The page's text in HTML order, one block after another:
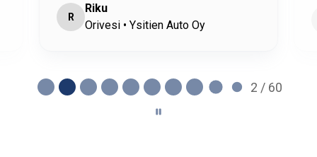
R
Riku
Orivesi • Ysitien Auto Oy
2 / 60